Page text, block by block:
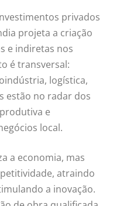
privados
projeta a criação
e indiretas nos
é transversal:
logística,
estão no radar dos
e
local.
a economia, mas
atraindo
a inovação.